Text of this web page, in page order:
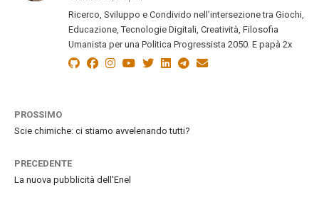
Ricerco, Sviluppo e Condivido nell’intersezione tra Giochi,
Educazione, Tecnologie Digitali, Creatività, Filosofia
Umanista per una Politica Progressista 2050. E papà 2x
PROSSIMO
Scie chimiche: ci stiamo avvelenando tutti?
PRECEDENTE
La nuova pubblicità dell'Enel